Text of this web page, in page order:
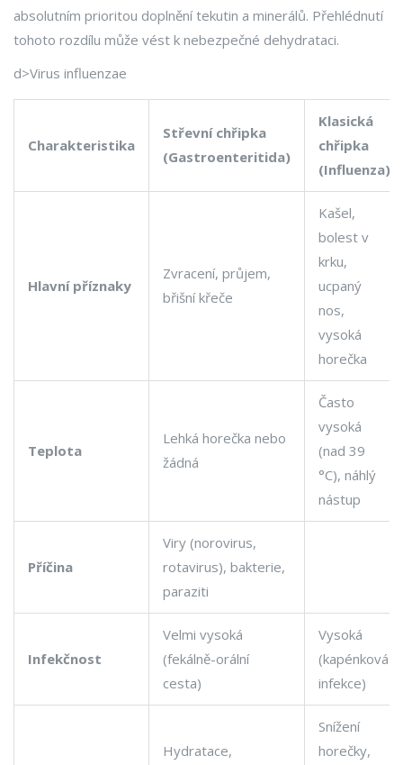
absolutním prioritou doplnění tekutin a minerálů. Přehlédnutí
tohoto rozdílu může vést k nebezpečné dehydrataci.
d>Virus influenzae
Charakteristika
Střevní chřipka
(Gastroenteritida)
Klasická
chřipka
(Influenza)
Hlavní příznaky
Zvracení, průjem,
břišní křeče
Kašel,
bolest v
krku,
ucpaný
nos,
vysoká
horečka
Teplota
Lehká horečka nebo
žádná
Často
vysoká
(nad 39
°C), náhlý
nástup
Příčina
Viry (norovirus,
rotavirus), bakterie,
paraziti
Infekčnost
Velmi vysoká
(fekálně-orální
cesta)
Vysoká
(kapénková
infekce)
Hydratace,
Snížení
horečky,